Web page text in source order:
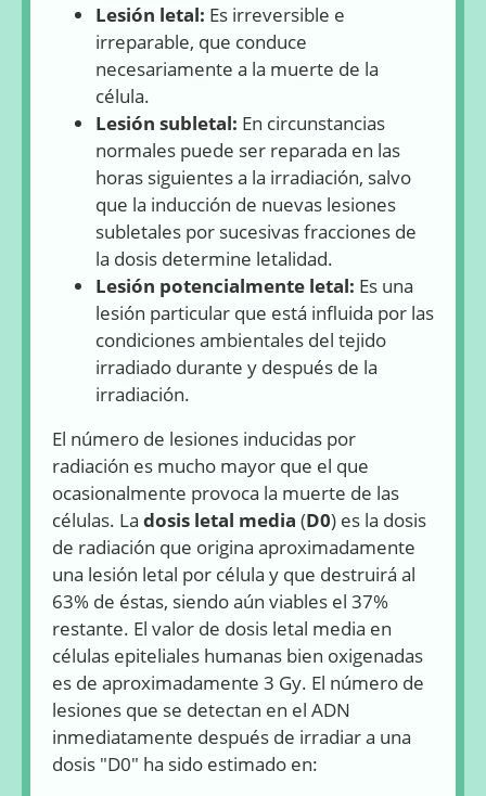
Lesión letal: Es irreversible e
irreparable, que conduce
necesariamente a la muerte de la
célula.
Lesión subletal: En circunstancias
normales puede ser reparada en las
horas siguientes a la irradiación, salvo
que la inducción de nuevas lesiones
subletales por sucesivas fracciones de
la dosis determine letalidad.
Lesión potencialmente letal: Es una
lesión particular que está influida por las
condiciones ambientales del tejido
irradiado durante y después de la
irradiación.
El número de lesiones inducidas por
radiación es mucho mayor que el que
ocasionalmente provoca la muerte de las
células. La dosis letal media (D0) es la dosis
de radiación que origina aproximadamente
una lesión letal por célula y que destruirá al
63% de éstas, siendo aún viables el 37%
restante. El valor de dosis letal media en
células epiteliales humanas bien oxigenadas
es de aproximadamente 3 Gy. El número de
lesiones que se detectan en el ADN
inmediatamente después de irradiar a una
dosis "D0" ha sido estimado en: